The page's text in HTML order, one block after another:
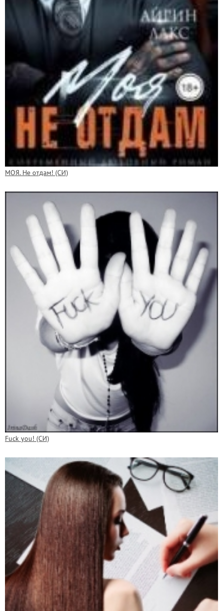
МОЯ. Не отдам! (СИ)
Fuck you! (СИ)